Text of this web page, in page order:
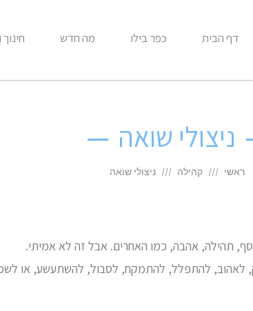
דף הבית כפר בילו מה חדש
ניצולי שואה
ראשי קהילה ניצולי שואה
תהילה, אהבה, כמו האחרים. אבל זה לא אמיתי.
לאהוב, להתפלל, להתמקח, לסבול, להשתעשע, או